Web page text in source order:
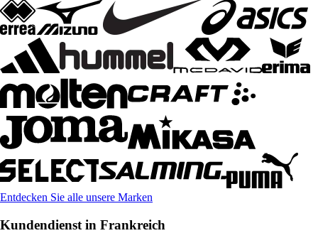
Entdecken Sie alle unsere Marken
Kundendienst in Frankreich